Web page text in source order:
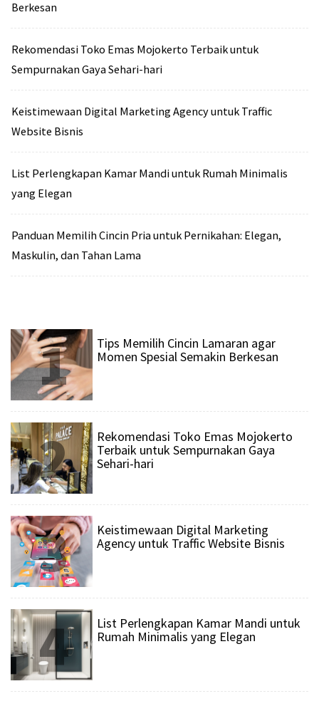
Berkesan
Rekomendasi Toko Emas Mojokerto Terbaik untuk
Sempurnakan Gaya Sehari-hari
Keistimewaan Digital Marketing Agency untuk Traffic
Website Bisnis
List Perlengkapan Kamar Mandi untuk Rumah Minimalis
yang Elegan
Panduan Memilih Cincin Pria untuk Pernikahan: Elegan,
Maskulin, dan Tahan Lama
1
Tips Memilih Cincin Lamaran agar
Momen Spesial Semakin Berkesan
2
Rekomendasi Toko Emas Mojokerto
Terbaik untuk Sempurnakan Gaya
Sehari-hari
3
Keistimewaan Digital Marketing
Agency untuk Traffic Website Bisnis
4
List Perlengkapan Kamar Mandi untuk
Rumah Minimalis yang Elegan